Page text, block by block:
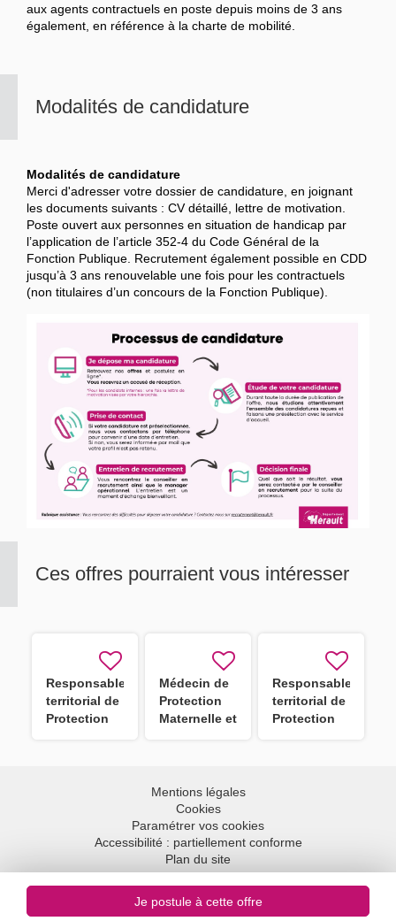
aux agents contractuels en poste depuis moins de 3 ans
également, en référence à la charte de mobilité.
Modalités de candidature
Modalités de candidature
Merci d'adresser votre dossier de candidature, en joignant
les documents suivants : CV détaillé, lettre de motivation.
Poste ouvert aux personnes en situation de handicap par
l’application de l’article 352-4 du Code Général de la
Fonction Publique. Recrutement également possible en CDD
jusqu’à 3 ans renouvelable une fois pour les contractuels
(non titulaires d’un concours de la Fonction Publique).
Ces offres pourraient vous intéresser
Responsable
territorial de
Protection
Médecin de
Protection
Maternelle et
Hérault F/H
(6 postes à
pourvoir)
Responsable
territorial de
Protection
Mentions légales
Cookies
Paramétrer vos cookies
Accessibilité : partiellement conforme
Plan du site
Aller en haut